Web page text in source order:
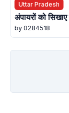
Uttar Pradesh
अंपायरों को
by 0284518